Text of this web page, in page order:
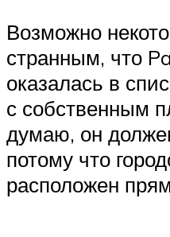
Возможно
странным, что
оказалась в
с собственным
думаю, он
потому что
расположен